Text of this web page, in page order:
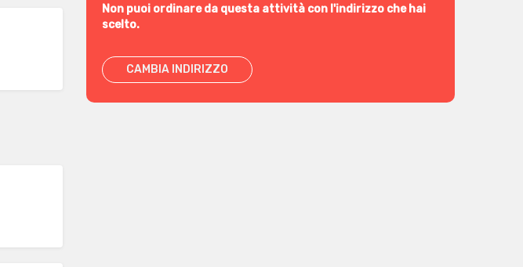
Non puoi ordinare da questa attività con l'indirizzo che hai
scelto.
CAMBIA INDIRIZZO